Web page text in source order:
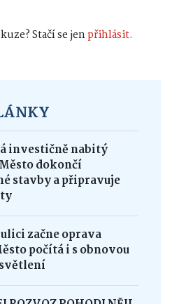
Stačí se jenpřihlásit.
investičně nabitý
dokončí
stavby a připravuje
začne oprava
počítá i s obnovou